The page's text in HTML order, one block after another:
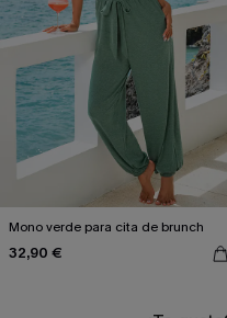
Mono verde para cita de brunch
32,90 €